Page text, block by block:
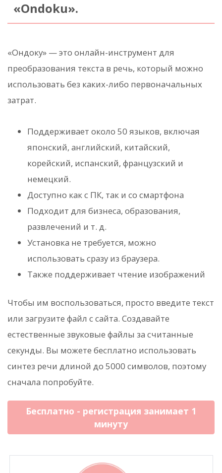
«Ondoku».
«Ондоку» — это онлайн-инструмент для
преобразования текста в речь, который можно
использовать без каких-либо первоначальных
затрат.
Поддерживает около 50 языков, включая
японский, английский, китайский,
корейский, испанский, французский и
немецкий.
Доступно как с ПК, так и со смартфона
Подходит для бизнеса, образования,
развлечений и т. д.
Установка не требуется, можно
использовать сразу из браузера.
Также поддерживает чтение изображений
Чтобы им воспользоваться, просто введите текст
или загрузите файл с сайта. Создавайте
естественные звуковые файлы за считанные
секунды. Вы можете бесплатно использовать
синтез речи длиной до 5000 символов, поэтому
сначала попробуйте.
Бесплатно - регистрация занимает 1
минуту